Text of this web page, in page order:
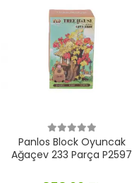
Panlos Block Oyuncak
Ağaçev 233 Parça P2597